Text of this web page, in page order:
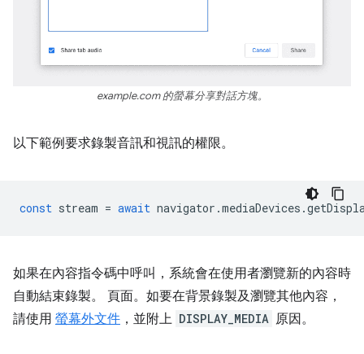
example.com 的螢幕分享對話方塊。
以下範例要求錄製音訊和視訊的權限。
const stream = await navigator .mediaDevices .
如果在內容指令碼中呼叫，系統會在使用者瀏覽新的內容時
自動結束錄製。 頁面。如要在背景錄製及瀏覽其他內容，
請使用 螢幕外文件 ，並附上 DISPLAY_MEDIA 原因。